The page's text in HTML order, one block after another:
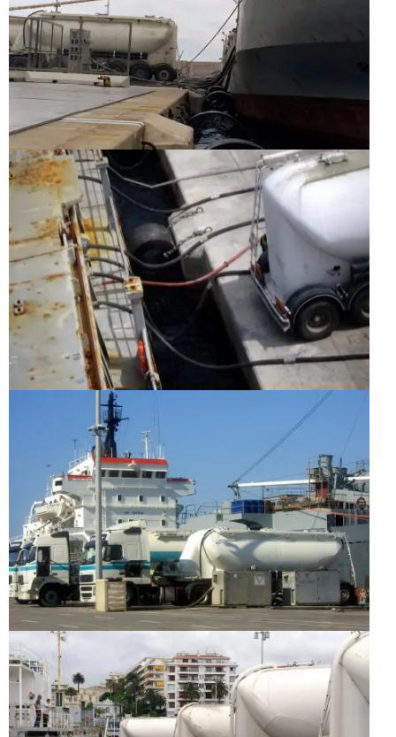
Switch The Language